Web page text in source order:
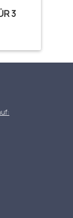
3
von 5 Sternen